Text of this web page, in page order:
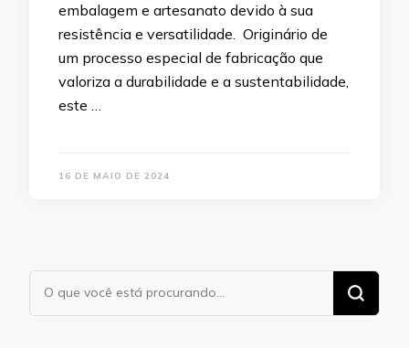
embalagem e artesanato devido à sua
resistência e versatilidade. Originário de
um processo especial de fabricação que
valoriza a durabilidade e a sustentabilidade,
este …
16 DE MAIO DE 2024
Procurando
algo?